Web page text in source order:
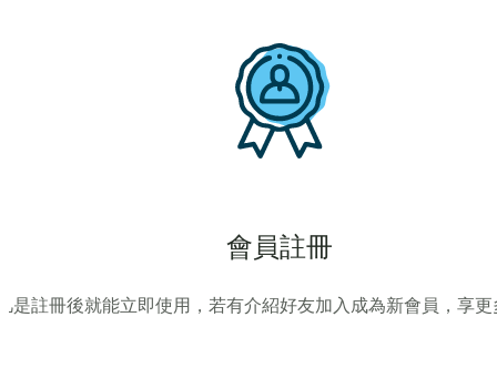
會員註冊
是註冊後就能立即使用，若有介紹好友加入成為新會員，享更